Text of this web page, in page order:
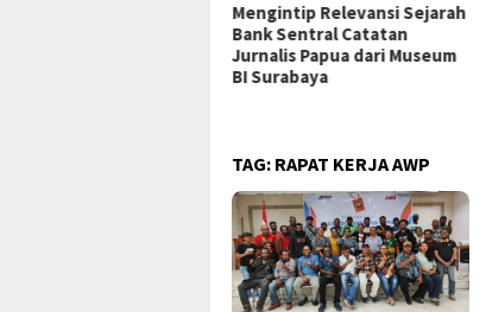
Mengintip Relevansi Sejarah
Bank Sentral Catatan
Jurnalis Papua dari Museum
BI Surabaya
TAG: RAPAT KERJA AWP